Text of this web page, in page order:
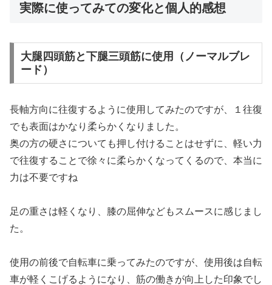
実際に使ってみての変化と個人的感想
大腿四頭筋と下腿三頭筋に使用（ノーマルブレ
ード）
長軸方向に往復するように使用してみたのですが、１往復
でも表面はかなり柔らかくなりました。
奥の方の硬さについても押し付けることはせずに、軽い力
で往復することで徐々に柔らかくなってくるので、本当に
力は不要ですね
足の重さは軽くなり、膝の屈伸などもスムースに感じまし
た。
使用の前後で自転車に乗ってみたのですが、使用後は自転
車が軽くこげるようになり、筋の働きが向上した印象でし